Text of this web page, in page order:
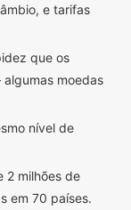
e tarifas
que os
moedas
nível de
2 milhões de
em 70 países.